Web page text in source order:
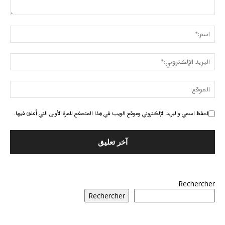
احفظ اسمي والبريد الإلكتروني وموقع الويب في هذا المتصفح للمرة الأولى التي أعلق فيها.
Rechercher
Rechercher